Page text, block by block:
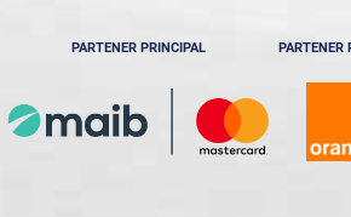
PARTENER PRINCIPAL PARTENER